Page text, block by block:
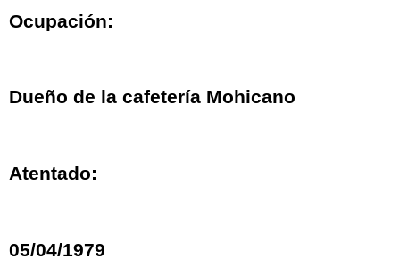
Ocupación:
Dueño de la cafetería Mohicano
Atentado:
05/04/1979